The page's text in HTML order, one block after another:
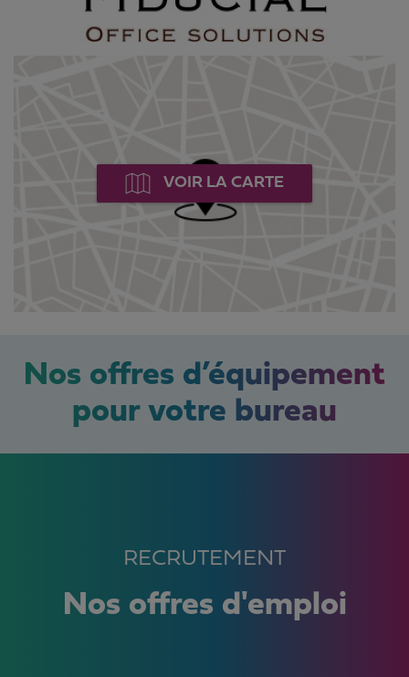
VOIR LA CARTE
Nos offres d’équipement
pour votre bureau
RECRUTEMENT
Nos offres d'emploi